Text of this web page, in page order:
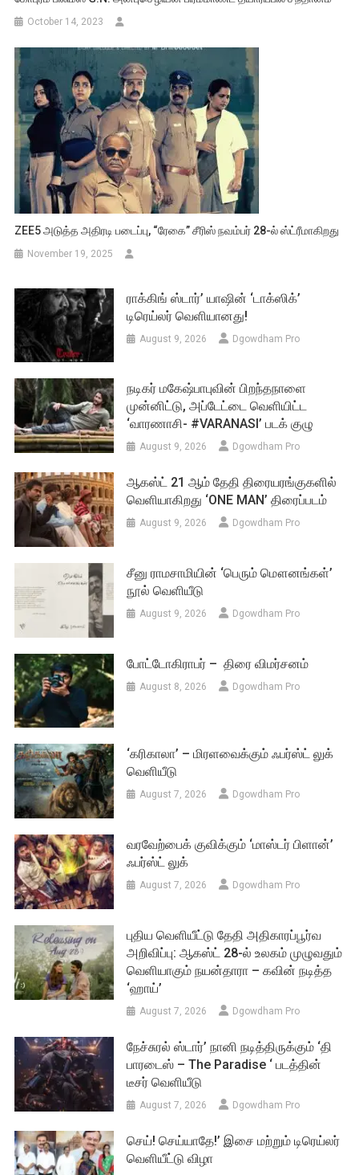
October 14, 2023
ZEE5 அடுத்த அதிரடி படைப்பு, “ரேகை” சீரிஸ் நவம்பர் 28-ல் ஸ்ட்ரீமாகிறது
November 19, 2025
ராக்கிங் ஸ்டார்’ யாஷின் ‘டாக்ஸிக்’
டிரெய்லர் வெளியானது!
August 9, 2026 Dgowdham Pro
நடிகர் மகேஷ்பாபுவின் பிறந்தநாளை
முன்னிட்டு, அப்டேட்டை வெளியிட்ட
‘வாரணாசி- #VARANASI’ படக் குழு
August 9, 2026 Dgowdham Pro
ஆகஸ்ட் 21 ஆம் தேதி திரையரங்குகளில்
வெளியாகிறது ‘ONE MAN’ திரைப்படம்
August 9, 2026 Dgowdham Pro
சீனு ராமசாமியின் ‘பெரும் மௌனங்கள்’
நூல் வெளியீடு
August 9, 2026 Dgowdham Pro
போட்டோகிராபர் – திரை விமர்சனம்
August 8, 2026 Dgowdham Pro
‘கரிகாலா’ – மிரளவைக்கும் ஃபர்ஸ்ட் லுக்
வெளியீடு
August 7, 2026 Dgowdham Pro
வரவேற்பைக் குவிக்கும் ‘மாஸ்டர் பிளான்’
ஃபர்ஸ்ட் லுக்
August 7, 2026 Dgowdham Pro
புதிய வெளியீட்டு தேதி அதிகாரப்பூர்வ
அறிவிப்பு: ஆகஸ்ட் 28-ல் உலகம் முழுவதும்
வெளியாகும் நயன்தாரா – கவின் நடித்த
‘ஹாய்’
August 7, 2026 Dgowdham Pro
நேச்சுரல் ஸ்டார்’ நானி நடித்திருக்கும் ‘தி
பாரடைஸ் – The Paradise ‘ படத்தின்
டீசர் வெளியீடு
August 7, 2026 Dgowdham Pro
செய்! செய்யாதே!’ இசை மற்றும் டிரெய்லர்
வெளியீட்டு விழா